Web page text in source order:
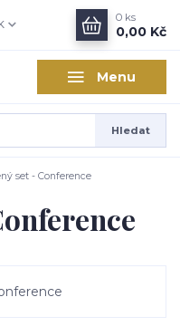
Menu
Hledat
0 ks
0,00 Kč
set - Conference